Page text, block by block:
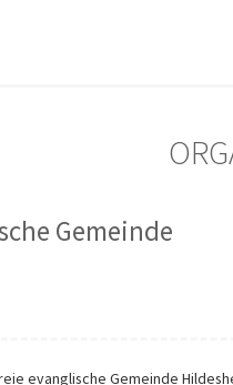
Gemeinde
evanglische Gemeinde